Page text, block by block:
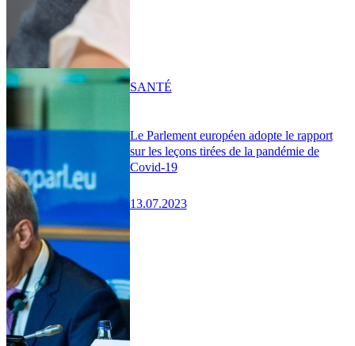
Le Parlement européen adopte le rapport
sur les leçons tirées de la pandémie de
Covid-19
13.07.2023
SANTÉ